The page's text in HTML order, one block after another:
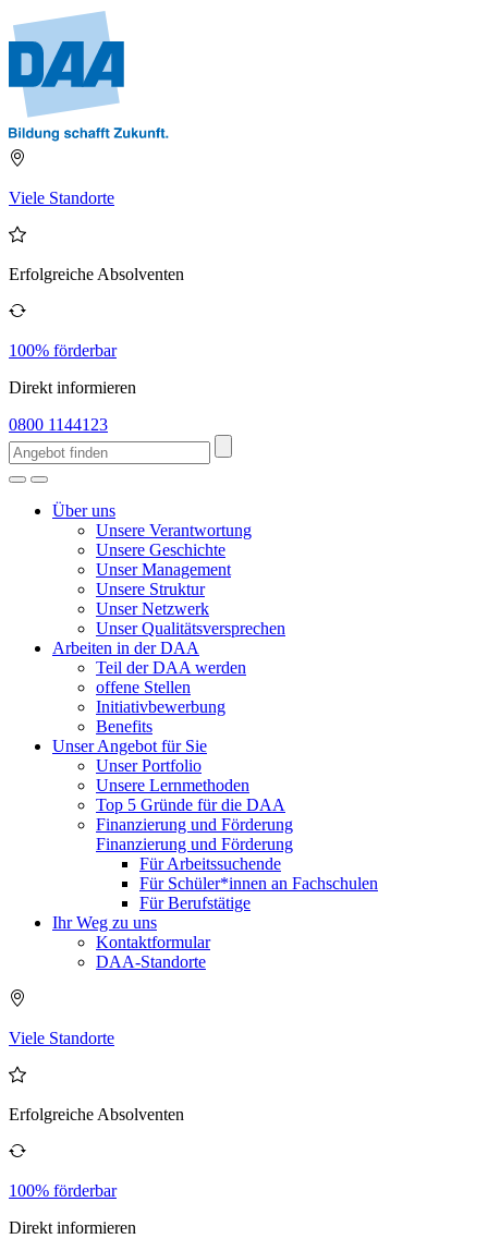
Viele Standorte
Erfolgreiche Absolventen
100% förderbar
Direkt informieren
0800 1144123
Über uns
Unsere Verantwortung
Unsere Geschichte
Unser Management
Unsere Struktur
Unser Netzwerk
Unser Qualitätsversprechen
Arbeiten in der DAA
Teil der DAA werden
offene Stellen
Initiativbewerbung
Benefits
Unser Angebot für Sie
Unser Portfolio
Unsere Lernmethoden
Top 5 Gründe für die DAA
Finanzierung und Förderung
Finanzierung und Förderung
Für Arbeitssuchende
Für Schüler*innen an Fachschulen
Für Berufstätige
Ihr Weg zu uns
Kontaktformular
DAA-Standorte
Viele Standorte
Erfolgreiche Absolventen
100% förderbar
Direkt informieren